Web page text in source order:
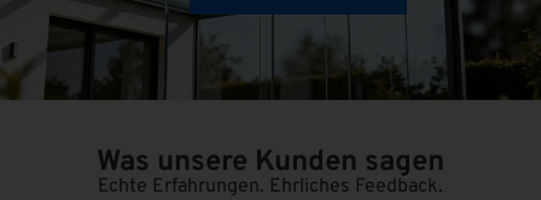
Was unsere Kunden sagen
Echte Erfahrungen. Ehrliches Feedback.